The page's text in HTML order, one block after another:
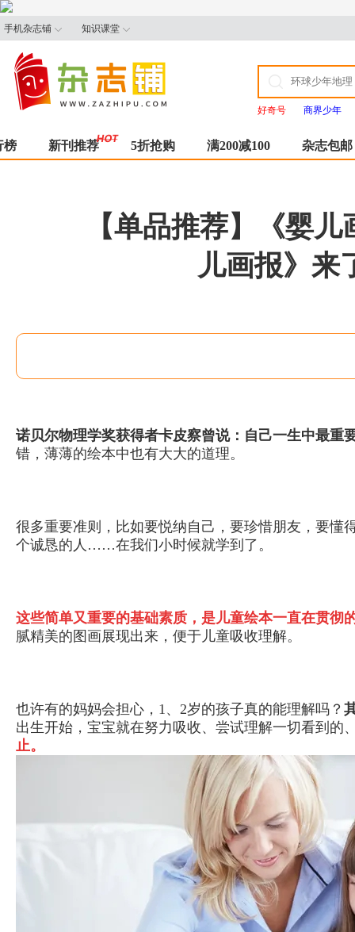
手机杂志铺 知识课堂
好奇号 商界少年
榜 新刊推荐 5折抢购 满200减100 杂志包邮
【单品推荐】《婴
儿画报》来
诺贝尔物理学奖获得者卡皮察曾说：自己一生中最重
错，薄薄的绘本中也有大大的道理。
很多重要准则，比如要悦纳自己，要珍惜朋友，要懂
个诚恳的人……在我们小时候就学到了。
这些简单又重要的基础素质，是儿童绘本一直在贯彻
腻精美的图画展现出来，便于儿童吸收理解。
也许有的妈妈会担心，1、2岁的孩子真的能理解吗？
出生开始，宝宝就在努力吸收、尝试理解一切看到的
止。